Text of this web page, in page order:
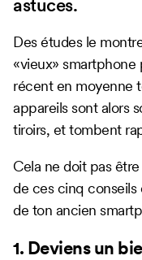
Des études le
«vieux»
récent en moyenne
appareils sont alors
tiroirs, et tombent
Cela ne doit pas
de ces cinq
de ton ancien
1. Deviens un